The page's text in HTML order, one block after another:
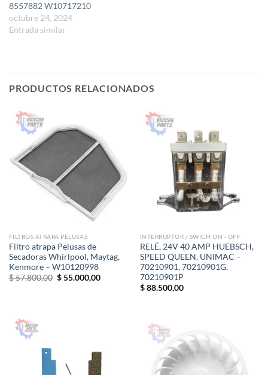
8557882 W10717210
octubre 24, 2024
Entrada similar
PRODUCTOS RELACIONADOS
FILTROS ATRAPA PELUSAS
Filtro atrapa Pelusas de
Secadoras Whirlpool, Maytag,
Kenmore – W10120998
$57.800,00 El
$55.000,00El
INTERRUPTOR / SWICH ON - OFF
RELÉ, 24V 40 AMP HUEBSCH,
SPEED QUEEN, UNIMAC –
70210901, 70210901G,
70210901P
$88.500,00